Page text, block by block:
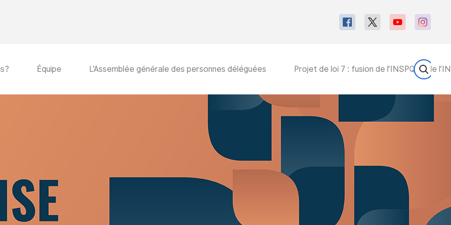
Équipe L’Assemblée générale des personnes déléguées Projet de loi 7 : fusion de l’INSPQ et de